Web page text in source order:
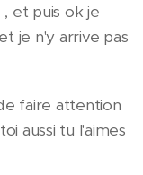
, et puis ok je
je n'y arrive pas
faire attention
aussi tu l'aimes